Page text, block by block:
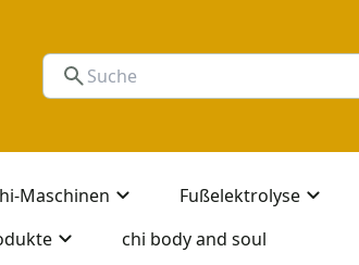
Maschinen Fußelektrolyse
chi body and soul